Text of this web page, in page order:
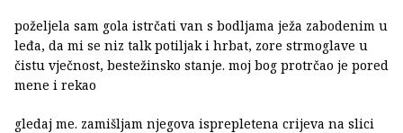
poželjela sam gola istrčati van s bodljama ježa zabodenim u
leđa, da mi se niz talk potiljak i hrbat, zore strmoglave u
čistu vječnost, bestežinsko stanje. moj bog protrčao je pored
mene i rekao
gledaj me. zamišljam njegova isprepletena crijeva na slici